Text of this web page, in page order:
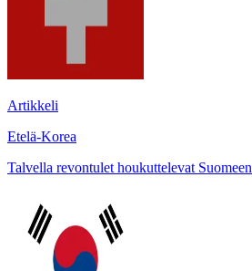
Artikkeli
Etelä-Korea
Talvella revontulet houkuttelevat Suomeen